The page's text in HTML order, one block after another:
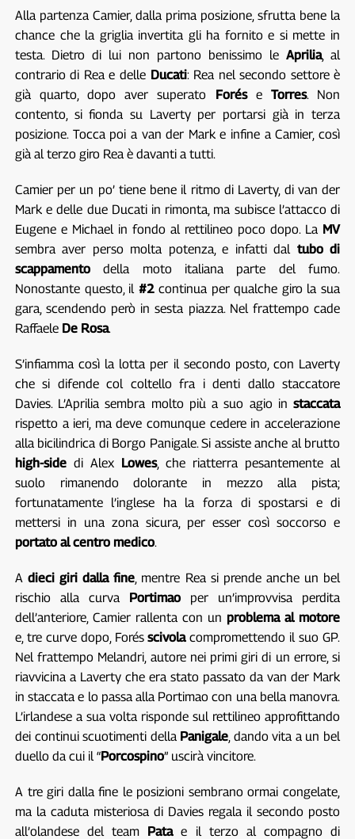
Alla partenza Camier, dalla prima posizione, sfrutta bene la
chance che la griglia invertita gli ha fornito e si mette in
testa. Dietro di lui non partono benissimo leAprilia, al
contrario di Rea e delle Ducati: Rea nel secondo settore è
già quarto, dopo aver superato Forése Torres. Non
contento, si fionda su Laverty per portarsi già in terza
posizione. Tocca poi a van der Mark e infine a Camier, così
già al terzo giro Rea è davanti a tutti.
Camier per un po’ tiene bene il ritmo di Laverty, di van der
Mark e delle due Ducati in rimonta, ma subisce l’attacco di
Eugene e Michael in fondo al rettilineo poco dopo. La MV
sembra aver perso molta potenza, e infatti dal tubo di
scappamentodella moto italiana parte del fumo.
Nonostante questo, il #2continua per qualche giro la sua
gara, scendendo però in sesta piazza. Nel frattempo cade
Raffaele De Rosa.
S’infiamma così la lotta per il secondo posto, con Laverty
che si difende col coltello fra i denti dallo staccatore
Davies. L’Aprilia sembra molto più a suo agio instaccata
rispetto a ieri, ma deve comunque cedere in accelerazione
alla bicilindrica di Borgo Panigale. Si assiste anche al brutto
high-sidedi Alex Lowes, che riatterra pesantemente al
suolo rimanendo dolorante in mezzo alla pista;
fortunatamente l’inglese ha la forza di spostarsi e di
mettersi in una zona sicura, per esser così soccorso e
portato al centro medico.
Adieci giri dalla fine, mentre Rea si prende anche un bel
rischio alla curva Portimao per un’improvvisa perdita
dell’anteriore, Camier rallenta con un problema al motore
e, tre curve dopo, Forésscivolacompromettendo il suo GP.
Nel frattempo Melandri, autore nei primi giri di un errore, si
riavvicina a Laverty che era stato passato da van der Mark
in staccata e lo passa alla Portimao con una bella manovra.
L’irlandese a sua volta risponde sul rettilineo approfittando
dei continui scuotimenti della Panigale, dando vita a un bel
duello da cui il “Porcospino” uscirà vincitore.
A tre giri dalla fine le posizioni sembrano ormai congelate,
ma la caduta misteriosa di Davies regala il secondo posto
all’olandese del team Patae il terzo al compagno di